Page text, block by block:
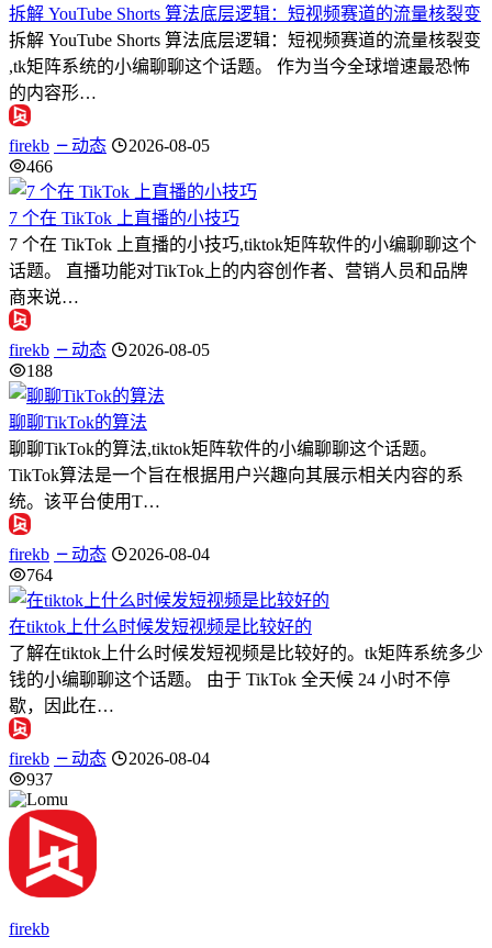
拆解 YouTube Shorts 算法底层逻辑：短视频赛道的流量核裂变
拆解 YouTube Shorts 算法底层逻辑：短视频赛道的流量核裂变
,tk矩阵系统的小编聊聊这个话题。 作为当今全球增速最恐怖
的内容形…
firekb 动态
2026-08-05
466
7 个在 TikTok 上直播的小技巧
7 个在 TikTok 上直播的小技巧,tiktok矩阵软件的小编聊聊这个
话题。 直播功能对TikTok上的内容创作者、营销人员和品牌
商来说…
firekb 动态
2026-08-05
188
聊聊TikTok的算法
聊聊TikTok的算法,tiktok矩阵软件的小编聊聊这个话题。
TikTok算法是一个旨在根据用户兴趣向其展示相关内容的系
统。该平台使用T…
firekb 动态
2026-08-04
764
在tiktok上什么时候发短视频是比较好的
了解在tiktok上什么时候发短视频是比较好的。tk矩阵系统多少
钱的小编聊聊这个话题。 由于 TikTok 全天候 24 小时不停
歇，因此在…
firekb 动态
2026-08-04
937
firekb